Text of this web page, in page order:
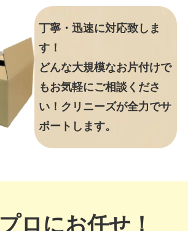
丁寧・迅速に対応致しま
す！
どんな大規模なお片付けで
もお気軽にご相談くださ
い！クリニーズが全力でサ
ポートします。
プロにお任せ！